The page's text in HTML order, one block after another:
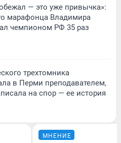
— это уже привычка»:
марафонца Владимира
чемпионом РФ 35 раз
трехтомника
в Перми преподавателем,
на спор — ее история
МНЕНИЕ